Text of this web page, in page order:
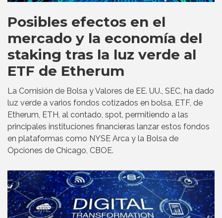
Posibles efectos en el
mercado y la economía del
staking tras la luz verde al
ETF de Etherum
La Comisión de Bolsa y Valores de EE. UU., SEC, ha dado
luz verde a varios fondos cotizados en bolsa, ETF, de
Etherum, ETH, al contado, spot, permitiendo a las
principales instituciones financieras lanzar estos fondos
en plataformas como NYSE Arca y la Bolsa de
Opciones de Chicago, CBOE.